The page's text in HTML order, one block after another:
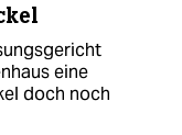
eine
doch noch